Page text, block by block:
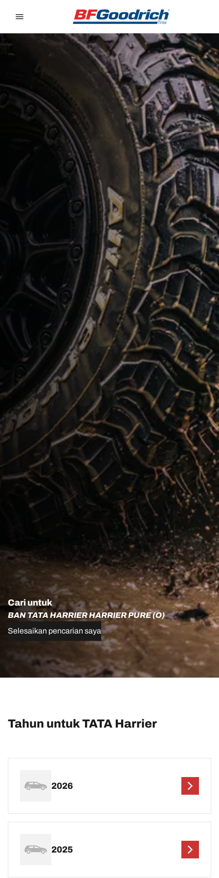
Cari untuk
BAN TATA HARRIER HARRIER PURE (O)
Selesaikan pencarian saya
Tahun untuk TATA Harrier
2026
2025